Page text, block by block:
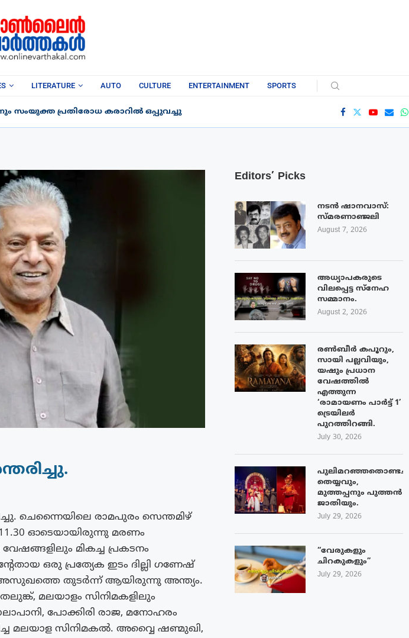
LITERATURE AUTO CULTURE ENTERTAINMENT SPORTS
സംയുക്ത പ്രതിരോധ കരാറിൽ ഒപ്പുവച്ചു
ചെന്നൈയിലെ രാമപുരം സെന്തമിഴ്
ഓടെയായിരുന്നു മരണം
മികച്ച പ്രകടനം
ഒരു പ്രത്യേക ഇടം ദില്ലി ഗണേഷ്
അസുഖത്തെ തുടർന്ന് ആയിരുന്നു അന്ത്യം.
മലയാളം സിനിമകളിലും
പോക്കിരി രാജ, മനോഹരം
മലയാള സിനിമകൽ. അവ്വൈ ഷണ്മുഖി,
Editors’ Picks
നടൻ ഷാനവാസ്:
സ്മരണാഞ്ജലി
August 7, 2026
അധ്യാപകരുടെ
വിലപ്പെട്ട സ്നേഹ
സമ്മാനം.
August 2, 2026
രൺബീർ കപൂറും,
സായി പല്ലവിയും,
യഷും പ്രധാന
വേഷത്തിൽ
എത്തുന്ന
‘രാമായണം പാർട്ട് 1’
ട്രെയിലർ
പുറത്തിറങ്ങി.
July 30, 2026
തെയ്യവും,
മുത്തപ്പനും പുത്തൻ
ജാതിയും.
July 29, 2026
“വേരുകളും
ചിറകുകളും”
July 29, 2026